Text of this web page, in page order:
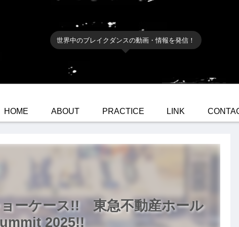
世界中のブレイクダンスの動画・情報を発信！
HOME ABOUT PRACTICE LINK
ーケース!! 東急不動産ホール
2025!!